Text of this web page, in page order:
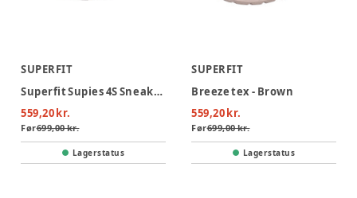
SUPERFIT
Superfit Supies 4S Sneaker - Blå
559,20 kr.
Før699,00 kr.
Lagerstatus
SUPERFIT
Breeze tex - Brown
559,20 kr.
Før699,00 kr.
Lagerstatus